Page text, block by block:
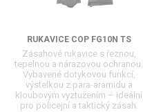
RUKAVICE COP FG10N TS
Zásahové rukavice s řeznou,
tepelnou a nárazovou ochranou.
Vybavené dotykovou funkcí,
výstelkou z para-aramidu a
kloubovým vyztužením – ideální
pro policejní a taktický zásah.